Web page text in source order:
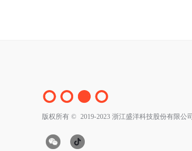
版权所有 ©  2019-2023 浙江盛洋科技股份有限公司